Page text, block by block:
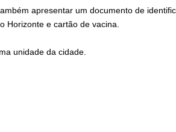
apresentar um documento de
Horizonte e cartão de vacina.
unidade da cidade.